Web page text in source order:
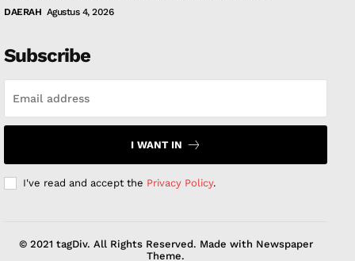
DAERAH Agustus 4, 2026
Subscribe
I WANT IN
I've read and accept the Privacy Policy.
© 2021 tagDiv. All Rights Reserved. Made with Newspaper
Theme.